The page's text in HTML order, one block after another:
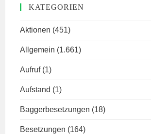
KATEGORIEN
Aktionen (451)
Allgemein (1.661)
Aufruf (1)
Aufstand (1)
Baggerbesetzungen (18)
Besetzungen (164)